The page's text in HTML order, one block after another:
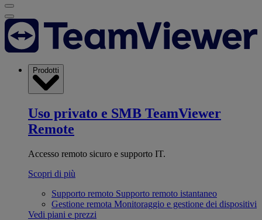
Prodotti
Uso privato e SMB TeamViewer
Remote
Accesso remoto sicuro e supporto IT.
Scopri di più
Supporto remoto Supporto remoto istantaneo
Gestione remota Monitoraggio e gestione dei dispositivi
Vedi piani e prezzi